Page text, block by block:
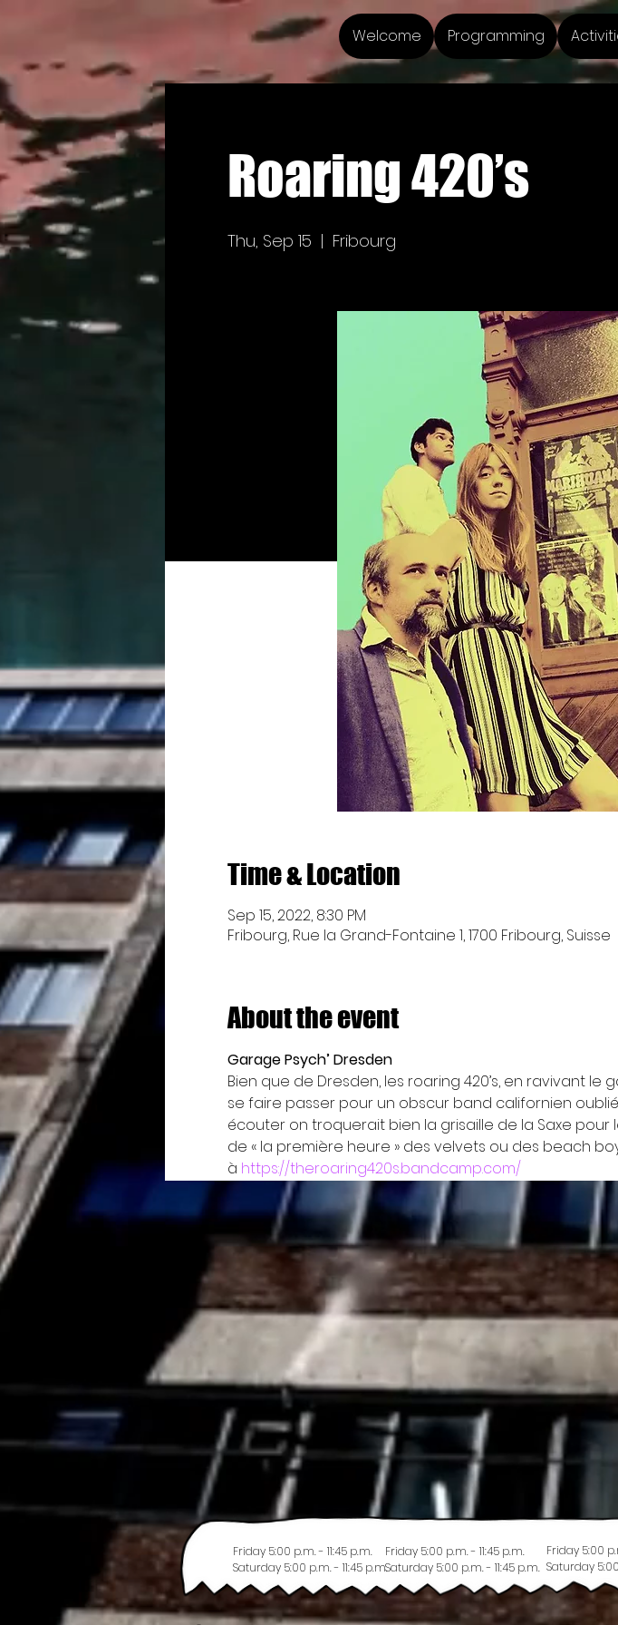
Welcome Programming
Roaring 420’s
Thu, Sep 15
  |
Fribourg
Time & Location
Sep 15, 2022, 8:30 PM
Fribourg, Rue la Grand-Fontaine 1, 1700 Fribourg, Suisse
About the event
Garage Psych’ Dresden
Bien que de Dresden, les roaring 420’s, en ravivant
se faire passer pour un obscur band californien
écouter on troquerait bien la grisaille de la Saxe
de « la première heure » des velvets ou des beach
à https://theroaring420s.bandcamp.com/
Friday 5:00 p.m. - 11:45 p.m.
Saturday 5:00 p.m. - 11:45 p.m.
Friday 5:00 p.m. - 11:45 p.m.
Saturday 5:00 p.m. - 11:45 p.m.
Friday 5:00
Saturday